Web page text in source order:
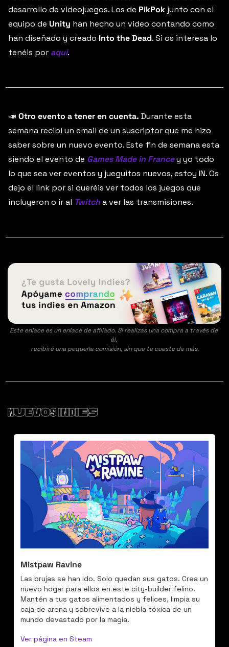
desarrollo de videojuegos. Los de PikPok junto con el
equipo de Unity han hecho un video contando como
han diseñado y creado Into the Dead. Si os interesa lo
tenéis por aqui.
📣 Otro evento a tener en cuenta. Durante esta
semana recibí un email de un suscriptor que me hizo
saber sobre un nuevo evento. Este fin de semana esta
siendo el evento de Games Made in France y yo todo
lo que sea ver eventos y jueguitos nuevos, estoy IN. Os
dejo el link por si queréis ver todos los juegos que
incluyeron o ir al Twitch a ver las transmisiones.
Este enlace es un enlace de afiliado. Si realizas una compra a través de
él,
recibiré una pequeña comisión, sin que te cueste de más.
Mistpaw Ravine
Las brujas se han ido. Solo quedan sus gatos. Crea un
nuevo hogar para ellos en este city-builder felino.
Mantén a tus gatos alimentados y felices, limpia su
caja de arena y sobrevive a la niebla tóxica de un
mundo devastado por la magia.
Ver página en Steam